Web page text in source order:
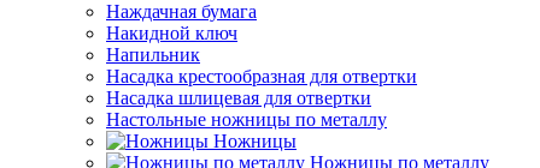
Наждачная бумага
Накидной ключ
Напильник
Насадка крестообразная для отвертки
Насадка шлицевая для отвертки
Настольные ножницы по металлу
Ножницы
Ножницы по металлу